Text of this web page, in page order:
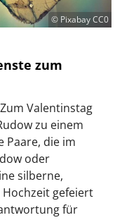
© Pixabay CC0
zum
Valentinstag
zu einem
Paare, die im
oder
silberne,
gefeiert
für